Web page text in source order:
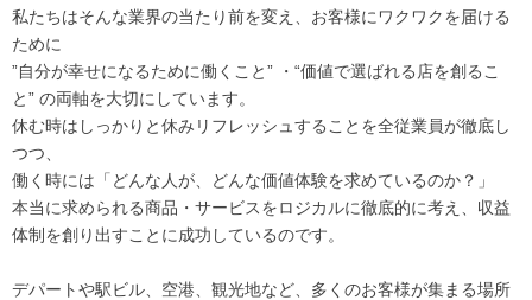
私たちはそんな業界の当たり前を変え、お客様にワクワクを届ける
ために
”自分が幸せになるために働くこと” ・“価値で選ばれる店を創るこ
と” の両軸を大切にしています。
休む時はしっかりと休みリフレッシュすることを全従業員が徹底し
つつ、
働く時には「どんな人が、どんな価値体験を求めているのか？」
本当に求められる商品・サービスをロジカルに徹底的に考え、収益
体制を創り出すことに成功しているのです。
デパートや駅ビル、空港、観光地など、多くのお客様が集まる場所